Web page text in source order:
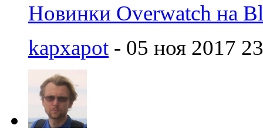
Новинки Overwatch на
kapxapot - 05 ноя 2017